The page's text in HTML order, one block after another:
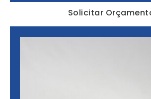
Solicitar